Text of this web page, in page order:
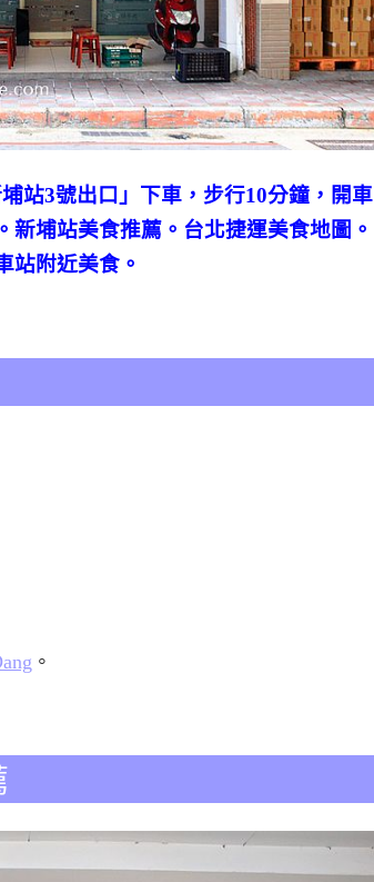
站3號出口」下車，步行10分鐘， 開車
。 新埔站美食推薦。台北捷運美食地圖。
站附近美食。
。